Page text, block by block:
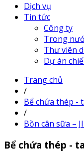
Dịch vụ
Tin tức
Công ty
Trong
Thư viên
Dự án
Trang chủ
/
Bể chứa thép -
/
Bồn cân sữa –
Bể chứa thép -